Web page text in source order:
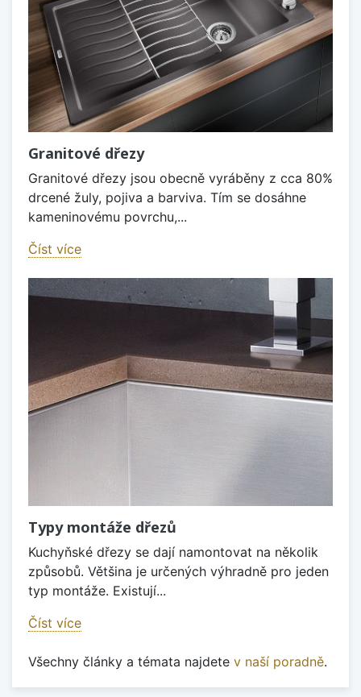
Granitové dřezy
Granitové dřezy jsou obecně vyráběny z cca 80%
drcené žuly, pojiva a barviva. Tím se dosáhne
kameninovému povrchu,...
Číst více
Typy montáže dřezů
Kuchyňské dřezy se dají namontovat na několik
způsobů. Většina je určených výhradně pro jeden
typ montáže. Existují...
Číst více
Všechny články a témata najdete v naší poradně.